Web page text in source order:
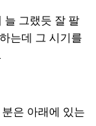
늘 그랬듯 잘 팔
는데 그 시기를
은 아래에 있는